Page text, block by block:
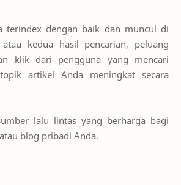
terindex dengan baik dan muncul di
kedua hasil pencarian, peluang
klik dari pengguna yang mencari
artikel Anda meningkat secara
lalu lintas yang berharga bagi
blog pribadi Anda.